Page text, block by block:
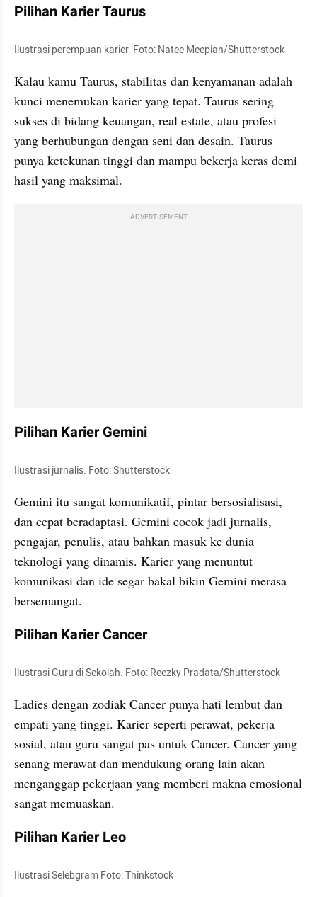
Pilihan Karier Taurus
Ilustrasi perempuan karier. Foto: Natee Meepian/Shutterstock
Kalau kamu Taurus, stabilitas dan kenyamanan adalah
kunci menemukan karier yang tepat. Taurus sering
sukses di bidang keuangan, real estate, atau profesi
yang berhubungan dengan seni dan desain. Taurus
punya ketekunan tinggi dan mampu bekerja keras demi
hasil yang maksimal.
ADVERTISEMENT
Pilihan Karier Gemini
Ilustrasi jurnalis. Foto: Shutterstock
Gemini itu sangat komunikatif, pintar bersosialisasi,
dan cepat beradaptasi. Gemini cocok jadi jurnalis,
pengajar, penulis, atau bahkan masuk ke dunia
teknologi yang dinamis. Karier yang menuntut
komunikasi dan ide segar bakal bikin Gemini merasa
bersemangat.
Pilihan Karier Cancer
Ilustrasi Guru di Sekolah. Foto: Reezky Pradata/Shutterstock
Ladies dengan zodiak Cancer punya hati lembut dan
empati yang tinggi. Karier seperti perawat, pekerja
sosial, atau guru sangat pas untuk Cancer. Cancer yang
senang merawat dan mendukung orang lain akan
menganggap pekerjaan yang memberi makna emosional
sangat memuaskan.
Pilihan Karier Leo
Ilustrasi Selebgram Foto: Thinkstock